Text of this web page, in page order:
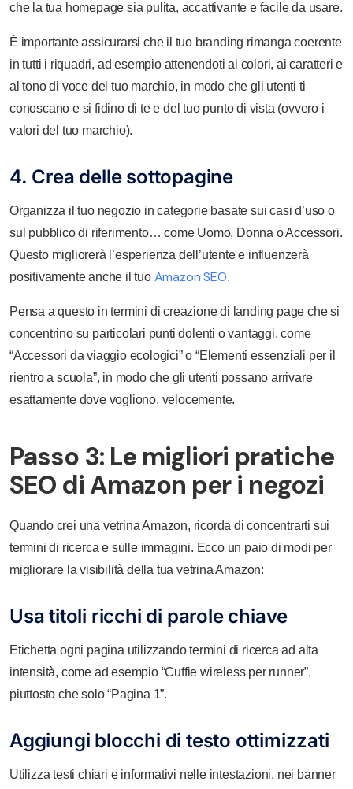
che la tua homepage sia pulita, accattivante e facile da usare.
È importante assicurarsi che il tuo branding rimanga coerente
in tutti i riquadri, ad esempio attenendoti ai colori, ai caratteri e
al tono di voce del tuo marchio, in modo che gli utenti ti
conoscano e si fidino di te e del tuo punto di vista (ovvero i
valori del tuo marchio).
4. Crea delle sottopagine
Organizza il tuo negozio in categorie basate sui casi d’uso o
sul pubblico di riferimento… come Uomo, Donna o Accessori.
Questo migliorerà l’esperienza dell’utente e influenzerà
positivamente anche il tuo Amazon SEO.
Pensa a questo in termini di creazione di landing page che si
concentrino su particolari punti dolenti o vantaggi, come
“Accessori da viaggio ecologici” o “Elementi essenziali per il
rientro a scuola”, in modo che gli utenti possano arrivare
esattamente dove vogliono, velocemente.
Passo 3: Le migliori pratiche
SEO di Amazon per i negozi
Quando crei una vetrina Amazon, ricorda di concentrarti sui
termini di ricerca e sulle immagini. Ecco un paio di modi per
migliorare la visibilità della tua vetrina Amazon:
Usa titoli ricchi di parole chiave
Etichetta ogni pagina utilizzando termini di ricerca ad alta
intensità, come ad esempio “Cuffie wireless per runner”,
piuttosto che solo “Pagina 1”.
Aggiungi blocchi di testo ottimizzati
Utilizza testi chiari e informativi nelle intestazioni, nei banner